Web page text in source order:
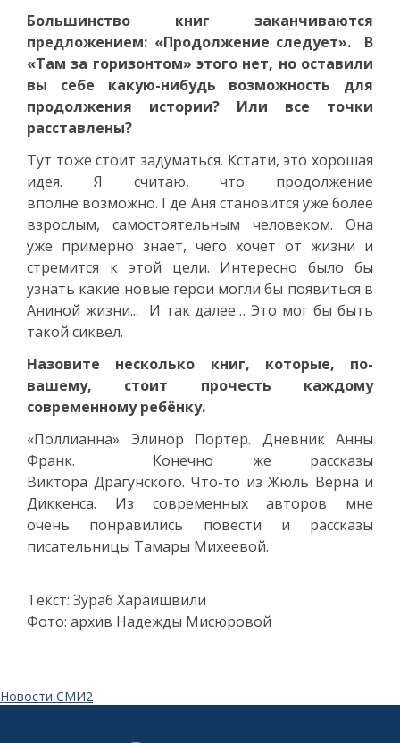
Большинство книг заканчиваются
предложением: «Продолжение следует». В
«Там за горизонтом» этого нет, но оставили
вы себе какую-нибудь возможность для
продолжения истории? Или все точки
расставлены?
Тут тоже стоит задуматься. Кстати, это хорошая
идея. Я считаю, что продолжение
вполне возможно. Где Аня становится уже более
взрослым, самостоятельным человеком. Она
уже примерно знает, чего хочет от жизни и
стремится к этой цели. Интересно было бы
узнать какие новые герои могли бы появиться в
Аниной жизни... И так далее… Это мог бы быть
такой сиквел.
Назовите несколько книг, которые, по-
вашему, стоит прочесть каждому
современному ребёнку.
«Поллианна» Элинор Портер. Дневник Анны
Франк. Конечно же рассказы
Виктора Драгунского. Что-то из Жюль Верна и
Диккенса. Из современных авторов мне
очень понравились повести и рассказы
писательницы Тамары Михеевой.
Текст: Зураб Хараишвили
Фото: архив Надежды Мисюровой
Новости СМИ2